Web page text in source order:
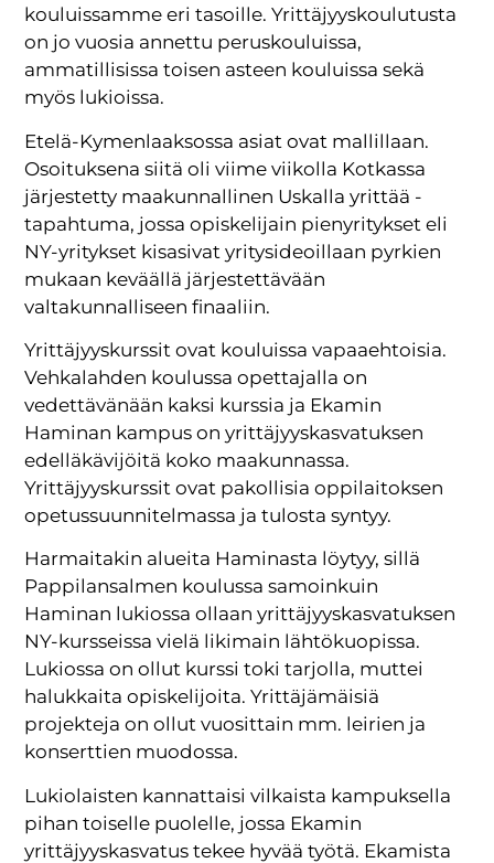
kouluissamme eri tasoille. Yrittäjyyskoulutusta
on jo vuosia annettu peruskouluissa,
ammatillisissa toisen asteen kouluissa sekä
myös lukioissa.
Etelä-Kymenlaaksossa asiat ovat mallillaan.
Osoituksena siitä oli viime viikolla Kotkassa
järjestetty maakunnallinen Uskalla yrittää -
tapahtuma, jossa opiskelijain pienyritykset eli
NY-yritykset kisasivat yritysideoillaan pyrkien
mukaan keväällä järjestettävään
valtakunnalliseen finaaliin.
Yrittäjyyskurssit ovat kouluissa vapaaehtoisia.
Vehkalahden koulussa opettajalla on
vedettävänään kaksi kurssia ja Ekamin
Haminan kampus on yrittäjyyskasvatuksen
edelläkävijöitä koko maakunnassa.
Yrittäjyyskurssit ovat pakollisia oppilaitoksen
opetussuunnitelmassa ja tulosta syntyy.
Harmaitakin alueita Haminasta löytyy, sillä
Pappilansalmen koulussa samoinkuin
Haminan lukiossa ollaan yrittäjyyskasvatuksen
NY-kursseissa vielä likimain lähtökuopissa.
Lukiossa on ollut kurssi toki tarjolla, muttei
halukkaita opiskelijoita. Yrittäjämäisiä
projekteja on ollut vuosittain mm. leirien ja
konserttien muodossa.
Lukiolaisten kannattaisi vilkaista kampuksella
pihan toiselle puolelle, jossa Ekamin
yrittäjyyskasvatus tekee hyvää työtä. Ekamista